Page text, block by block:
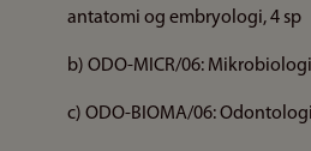
antatomi og embryologi, 4 sp
b) ODO-MICR/06:
c) ODO-BIOMA/06: